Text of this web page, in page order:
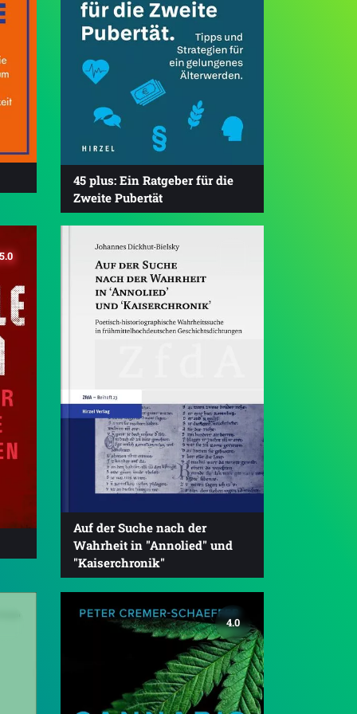
45 plus: Ein Ratgeber für die
Zweite Pubertät
5.0
Auf der Suche nach der
Wahrheit in "Annolied" und
"Kaiserchronik"
4.0